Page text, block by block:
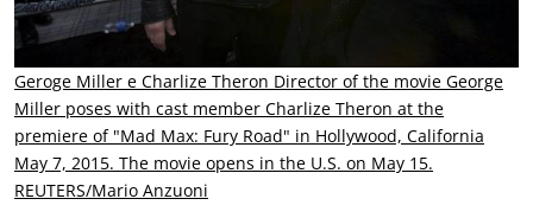
Geroge Miller e Charlize Theron Director of the movie George
Miller poses with cast member Charlize Theron at the
premiere of "Mad Max: Fury Road" in Hollywood, California
May 7, 2015. The movie opens in the U.S. on May 15.
REUTERS/Mario Anzuoni